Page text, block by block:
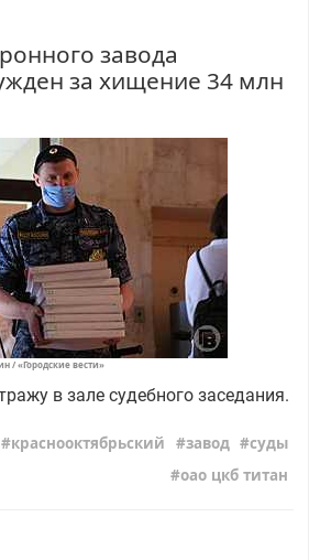
завода
за хищение 34 млн
/ «Городские вести»
в зале судебного заседания.
краснооктябрьский завод
суды
оао цкб титан